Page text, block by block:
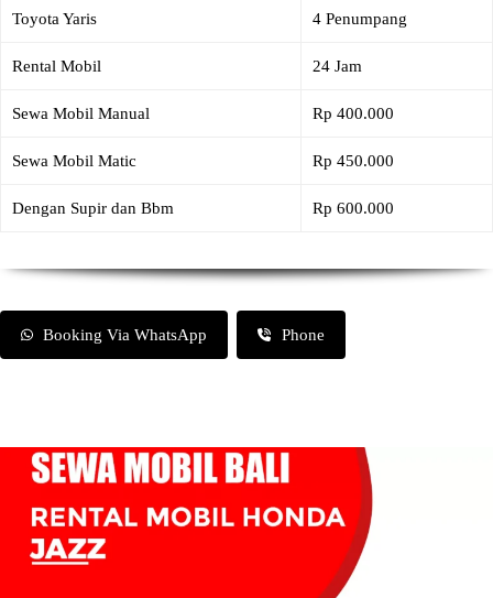
Toyota Yaris 4 Penumpang
Rental Mobil 24 Jam
Sewa Mobil Manual Rp 400.000
Sewa Mobil Matic Rp 450.000
Dengan Supir dan Bbm Rp 600.000
Booking Via WhatsApp Phone